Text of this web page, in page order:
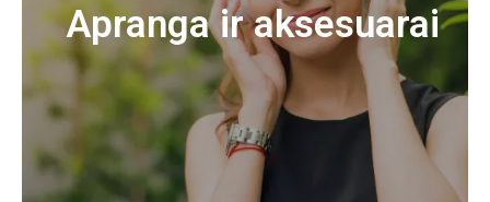
Apranga ir aksesuarai